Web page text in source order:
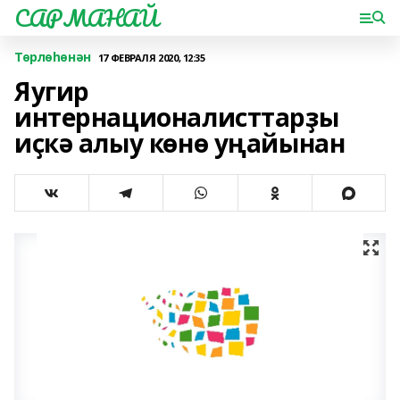
САРМАНАЙ
Төрлөһөнән 17 ФЕВРАЛЯ 2020, 12:35
Яугир
интернационалисттарҙы
иҫкә алыу көнө уңайынан